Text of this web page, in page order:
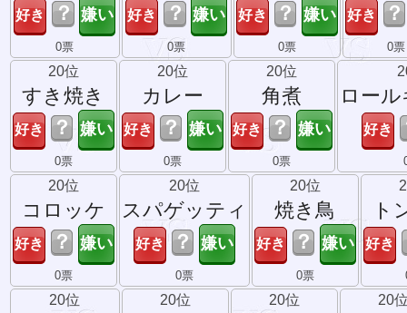
？
0票
？
0票
？
0票
？
0票
20位
すき焼き
？
0票
20位
カレー
？
0票
20位
角煮
？
0票
ロー
20位
コロッケ
？
0票
20位
スパゲッティ
？
0票
20位
焼き鳥
？
0票
ト
20位 20位 20位 20